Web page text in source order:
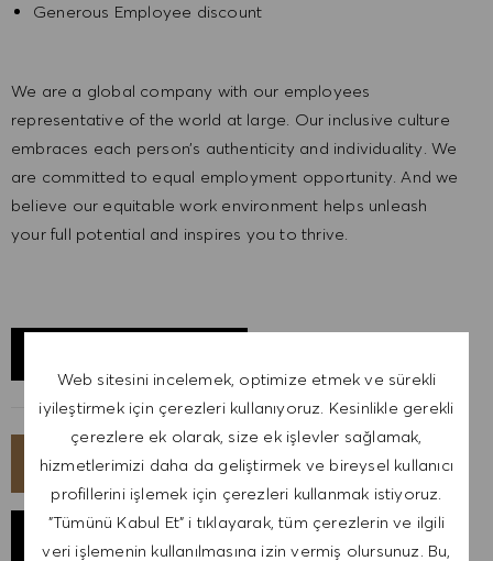
Web sitesini incelemek, optimize etmek ve sürekli
iyileştirmek için çerezleri kullanıyoruz. Kesinlikle gerekli
çerezlere ek olarak, size ek işlevler sağlamak,
hizmetlerimizi daha da geliştirmek ve bireysel kullanıcı
profillerini işlemek için çerezleri kullanmak istiyoruz.
"Tümünü Kabul Et" i tıklayarak, tüm çerezlerin ve ilgili
veri işlemenin kullanılmasına izin vermiş olursunuz. Bu,
Generous Employee discount
We are a global company with our employees
representative of the world at large. Our inclusive culture
embraces each person’s authenticity and individuality. We
are committed to equal employment opportunity. And we
believe our equitable work environment helps unleash
your full potential and inspires you to thrive.
ŞIMDI BAŞVUR